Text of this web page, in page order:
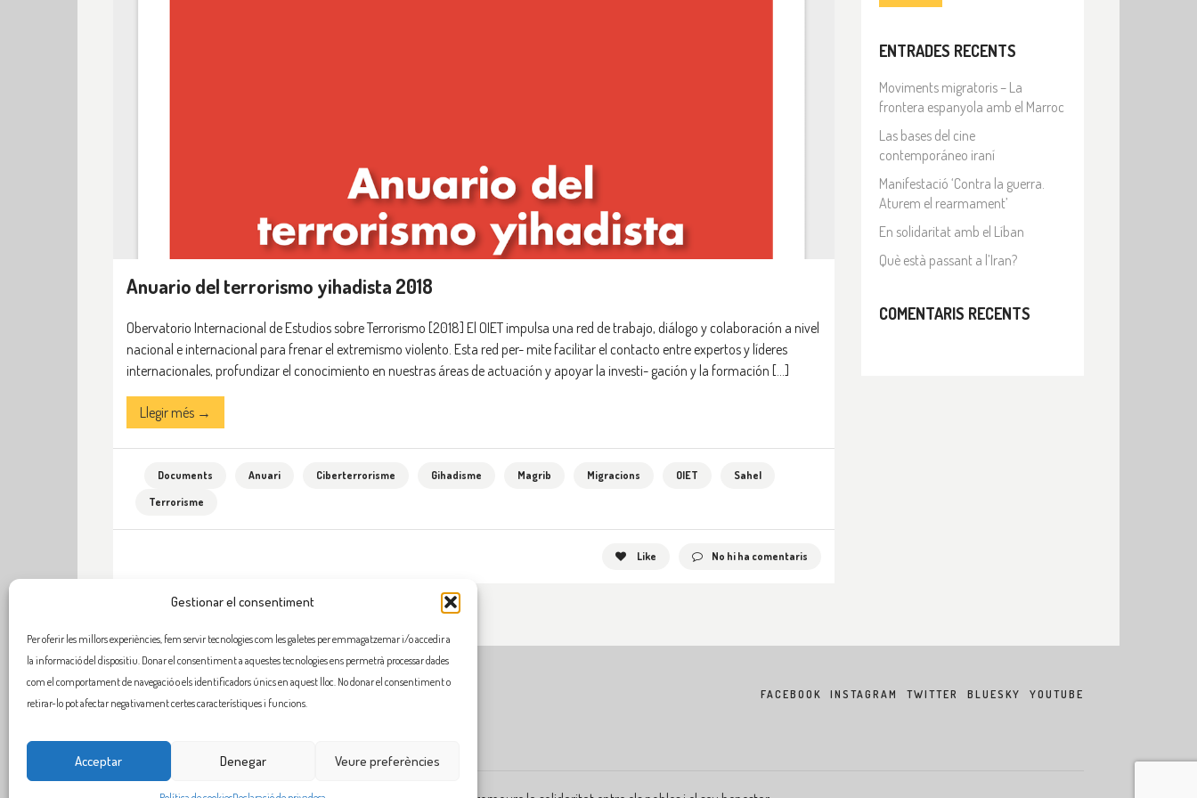
Gestionar el consentiment
Per oferir les millors experiències, fem servir tecnologies com les galetes per emmagatzemar i/o accedir a
la informació del dispositiu. Donar el consentiment a aquestes tecnologies ens permetrà processar dades
com el comportament de navegació o els identificadors únics en aquest lloc. No donar el consentiment o
retirar-lo pot afectar negativament certes característiques i funcions.
Acceptar Denegar Veure preferències
Anuario del terrorismo yihadista 2018
Obervatorio Internacional de Estudios sobre Terrorismo [2018] El OIET impulsa una red de trabajo, diálogo y colaboración a nivel
nacional e internacional para frenar el extremismo violento. Esta red per- mite facilitar el contacto entre expertos y líderes
internacionales, profundizar el conocimiento en nuestras áreas de actuación y apoyar la investi- gación y la formación […]
Llegir més →
Documents Anuari Ciberterrorisme Gihadisme Magrib Migracions OIET
Sahel
Terrorisme
Like No hi ha comentaris
ENTRADES RECENTS
Moviments migratoris – La
frontera espanyola amb el Marroc
Las bases del cine
contemporáneo iraní
Manifestació ‘Contra la guerra.
Aturem el rearmament’
En solidaritat amb el Líban
Què està passant a l’Iran?
COMENTARIS RECENTS
FACEBOOK INSTAGRAM TWITTER BLUESKY YOUTUBE